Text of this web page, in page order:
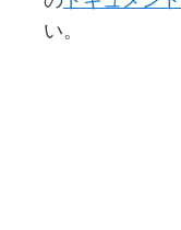
い。